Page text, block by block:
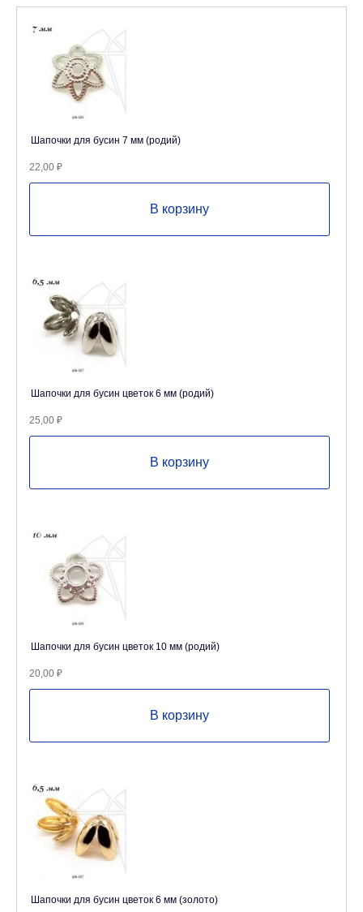
Шапочки для бусин 7 мм (родий)
22,00 ₽
В корзину
Шапочки для бусин цветок 6 мм (родий)
25,00 ₽
В корзину
Шапочки для бусин цветок 10 мм (родий)
20,00 ₽
В корзину
Шапочки для бусин цветок 6 мм (золото)